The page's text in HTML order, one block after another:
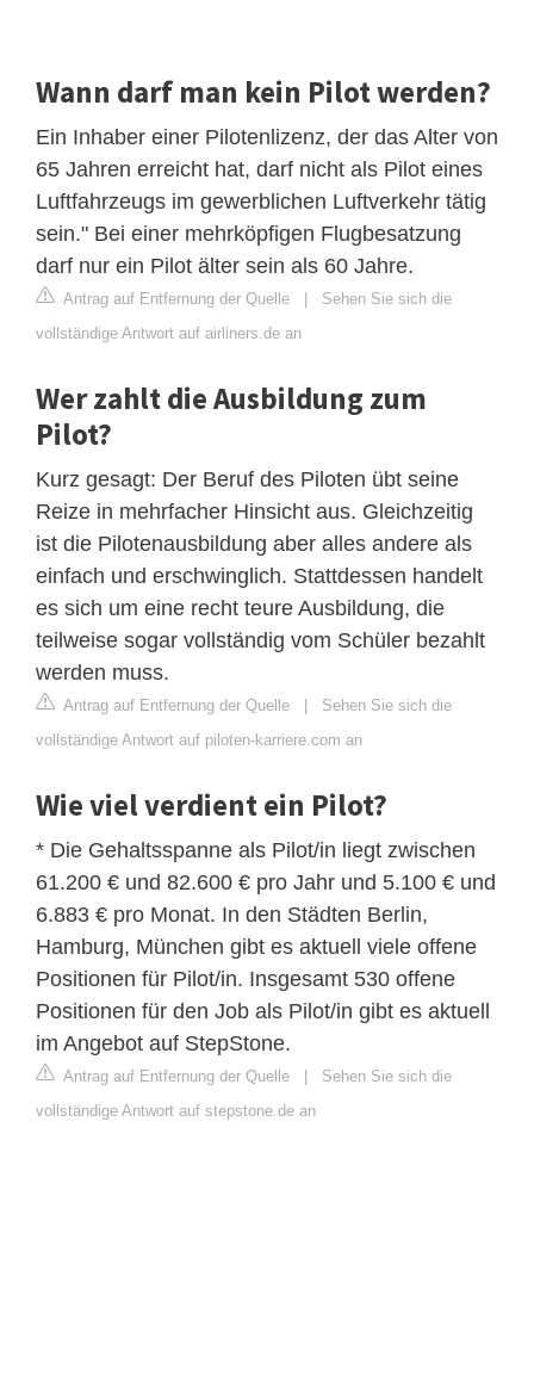
Wann darf man kein Pilot werden?
Ein Inhaber einer Pilotenlizenz, der das Alter von
65 Jahren erreicht hat, darf nicht als Pilot eines
Luftfahrzeugs im gewerblichen Luftverkehr tätig
sein." Bei einer mehrköpfigen Flugbesatzung
darf nur ein Pilot älter sein als 60 Jahre.
Antrag auf Entfernung der Quelle | Sehen Sie sich die
vollständige Antwort auf airliners.de an
Wer zahlt die Ausbildung zum
Pilot?
Kurz gesagt: Der Beruf des Piloten übt seine
Reize in mehrfacher Hinsicht aus. Gleichzeitig
ist die Pilotenausbildung aber alles andere als
einfach und erschwinglich. Stattdessen handelt
es sich um eine recht teure Ausbildung, die
teilweise sogar vollständig vom Schüler bezahlt
werden muss.
Antrag auf Entfernung der Quelle | Sehen Sie sich die
vollständige Antwort auf piloten-karriere.com an
Wie viel verdient ein Pilot?
* Die Gehaltsspanne als Pilot/in liegt zwischen
61.200 € und 82.600 € pro Jahr und 5.100 € und
6.883 € pro Monat. In den Städten Berlin,
Hamburg, München gibt es aktuell viele offene
Positionen für Pilot/in. Insgesamt 530 offene
Positionen für den Job als Pilot/in gibt es aktuell
im Angebot auf StepStone.
Antrag auf Entfernung der Quelle | Sehen Sie sich die
vollständige Antwort auf stepstone.de an